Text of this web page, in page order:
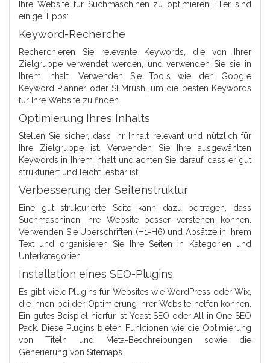
Ihre Website für Suchmaschinen zu optimieren. Hier sind
einige Tipps:
Keyword-Recherche
Recherchieren Sie relevante Keywords, die von Ihrer
Zielgruppe verwendet werden, und verwenden Sie sie in
Ihrem Inhalt. Verwenden Sie Tools wie den Google
Keyword Planner oder SEMrush, um die besten Keywords
für Ihre Website zu finden.
Optimierung Ihres Inhalts
Stellen Sie sicher, dass Ihr Inhalt relevant und nützlich für
Ihre Zielgruppe ist. Verwenden Sie Ihre ausgewählten
Keywords in Ihrem Inhalt und achten Sie darauf, dass er gut
strukturiert und leicht lesbar ist.
Verbesserung der Seitenstruktur
Eine gut strukturierte Seite kann dazu beitragen, dass
Suchmaschinen Ihre Website besser verstehen können.
Verwenden Sie Überschriften (H1-H6) und Absätze in Ihrem
Text und organisieren Sie Ihre Seiten in Kategorien und
Unterkategorien.
Installation eines SEO-Plugins
Es gibt viele Plugins für Websites wie WordPress oder Wix,
die Ihnen bei der Optimierung Ihrer Website helfen können.
Ein gutes Beispiel hierfür ist Yoast SEO oder All in One SEO
Pack. Diese Plugins bieten Funktionen wie die Optimierung
von Titeln und Meta-Beschreibungen sowie die
Generierung von Sitemaps.